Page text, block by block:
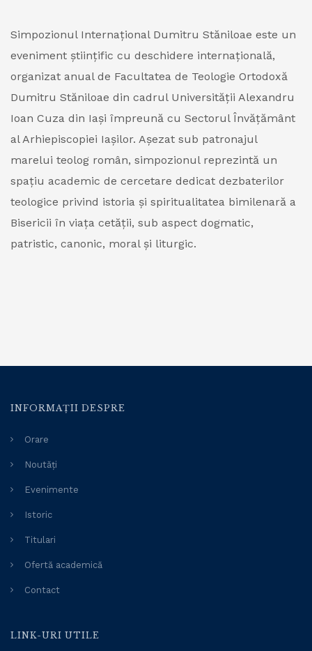
Simpozionul Internațional Dumitru Stăniloae este un
eveniment științific cu deschidere internațională,
organizat anual de Facultatea de Teologie Ortodoxă
Dumitru Stăniloae din cadrul Universității Alexandru
Ioan Cuza din Iași împreună cu Sectorul Învățământ
al Arhiepiscopiei Iașilor. Așezat sub patronajul
marelui teolog român, simpozionul reprezintă un
spațiu academic de cercetare dedicat dezbaterilor
teologice privind istoria și spiritualitatea bimilenară a
Bisericii în viața cetății, sub aspect dogmatic,
patristic, canonic, moral și liturgic.
INFORMAȚII DESPRE
Orare
Noutăți
Evenimente
Istoric
Titulari
Ofertă academică
Contact
LINK-URI UTILE